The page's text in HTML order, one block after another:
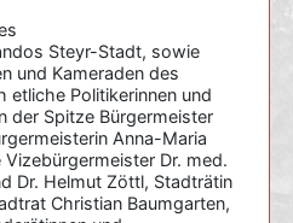
Steyr-Stadt, sowie
und Kameraden des
etliche Politikerinnen und
der Spitze Bürgermeister
Anna-Maria
Dr. med.
Dr. Helmut Zöttl, Stadträtin
Christian Baumgarten,